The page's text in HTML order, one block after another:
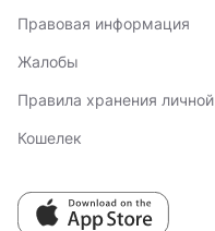
Правовая информация
Жалобы
Правила хранения
Кошелек